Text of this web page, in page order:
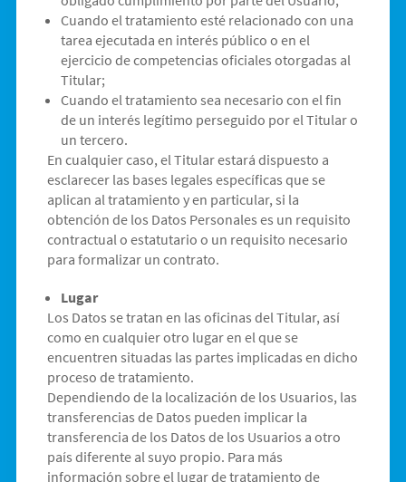
Cuando el tratamiento esté relacionado con una
tarea ejecutada en interés público o en el
ejercicio de competencias oficiales otorgadas al
Titular;
Cuando el tratamiento sea necesario con el fin
de un interés legítimo perseguido por el Titular o
un tercero.
En cualquier caso, el Titular estará dispuesto a
esclarecer las bases legales específicas que se
aplican al tratamiento y en particular, si la
obtención de los Datos Personales es un requisito
contractual o estatutario o un requisito necesario
para formalizar un contrato.
Lugar
Los Datos se tratan en las oficinas del Titular, así
como en cualquier otro lugar en el que se
encuentren situadas las partes implicadas en dicho
proceso de tratamiento.
Dependiendo de la localización de los Usuarios, las
transferencias de Datos pueden implicar la
transferencia de los Datos de los Usuarios a otro
país diferente al suyo propio. Para más
información sobre el lugar de tratamiento de